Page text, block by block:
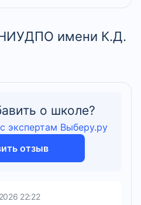
имени К.Д.
о школе?
экспертам Выберу.ру
отзыв
22:22